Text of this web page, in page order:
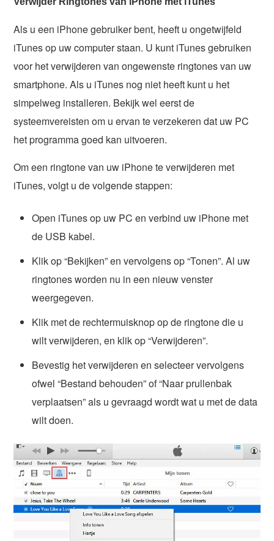
Als u een iPhone gebruiker bent, heeft u ongetwijfeld
iTunes op uw computer staan. U kunt iTunes gebruiken
voor het verwijderen van ongewenste ringtones van uw
smartphone. Als u iTunes nog niet heeft kunt u het
simpelweg installeren. Bekijk wel eerst de
systeemvereisten om u ervan te verzekeren dat uw PC
het programma goed kan uitvoeren.
Om een ringtone van uw iPhone te verwijderen met
iTunes, volgt u de volgende stappen:
Open iTunes op uw PC en verbind uw iPhone met
de USB kabel.
Klik op “Bekijken” en vervolgens op “Tonen”. Al uw
ringtones worden nu in een nieuw venster
weergegeven.
Klik met de rechtermuisknop op de ringtone die u
wilt verwijderen, en klik op “Verwijderen”.
Bevestig het verwijderen en selecteer vervolgens
ofwel “Bestand behouden” of “Naar prullenbak
verplaatsen” als u gevraagd wordt wat u met de data
wilt doen.